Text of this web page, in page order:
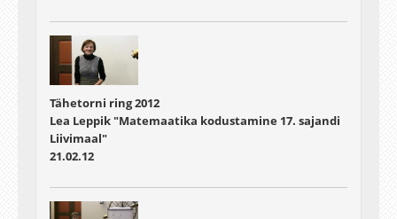
Tähetorni ring 2012
Lea Leppik "Matemaatika kodustamine 17. sajandi
Liivimaal"
21.02.12